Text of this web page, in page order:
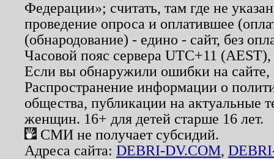
Федерации»; считать, там где не
проведение опроса и оплатившее
(обнародование) - едино - сайт, без
Часовой пояс сервера UTC+11
Если вы обнаружили ошибки на
Распространение информации о
общества, публикации на актуальные
женщин. 16+ для детей старше 16 лет.
СМИ не получает субсидий.
Адреса сайта: DEBRI-DV.COM,